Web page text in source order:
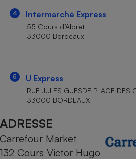
4 Intermarché Express
55 Cours d’Albret
33000 Bordeaux
5 U Express
RUE JULES GUESDE PLACE DES
33000 BORDEAUX
ADRESSE
Carrefour Market
132 Cours Victor Hugo